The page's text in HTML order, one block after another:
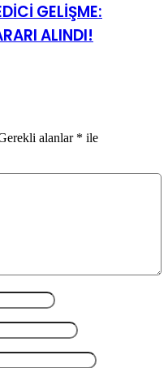
GELİŞME:
ALINDI!
alanlar * ile